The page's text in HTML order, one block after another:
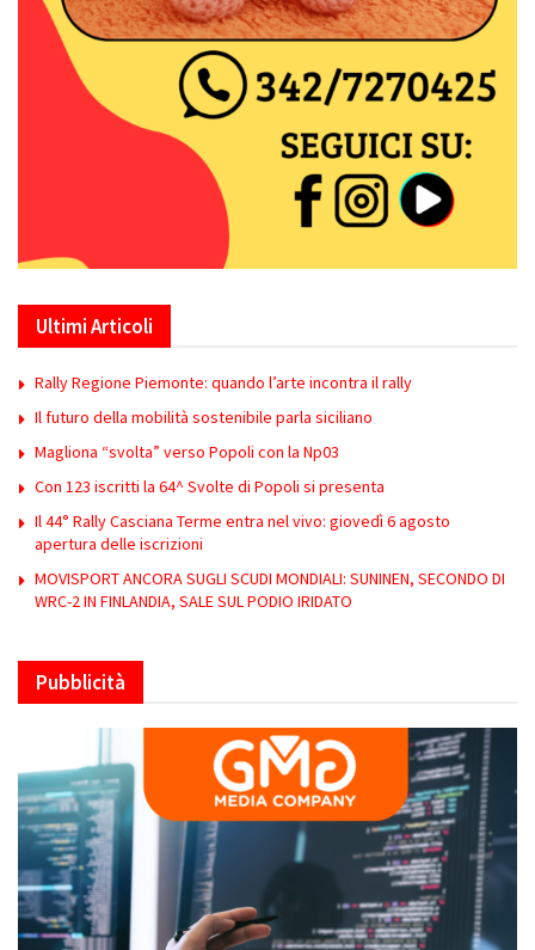
Ultimi Articoli
Rally Regione Piemonte: quando l’arte incontra il rally
Il futuro della mobilità sostenibile parla siciliano
Magliona “svolta” verso Popoli con la Np03
Con 123 iscritti la 64^ Svolte di Popoli si presenta
Il 44° Rally Casciana Terme entra nel vivo: giovedì 6 agosto
apertura delle iscrizioni
MOVISPORT ANCORA SUGLI SCUDI MONDIALI: SUNINEN, SECONDO DI
WRC-2 IN FINLANDIA, SALE SUL PODIO IRIDATO
Pubblicità